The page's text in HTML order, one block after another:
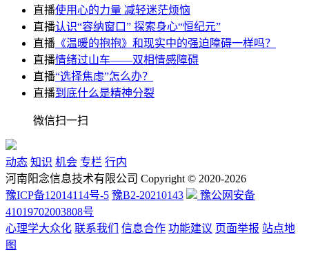
直播使用心的力量 减轻迷茫烦恼
直播认识“容纳窗口” 探索身心“恒纪元”
直播 《温暖的抱抱》和现实中的强迫障碍一样吗？
直播情绪过山车——双相情感障碍
直播“选择焦虑”怎么办？
直播到底什么是精神分裂
微信扫一扫
动态 知识 机会 专栏 行内
河南阳念信息技术有限公司 Copyright © 2020-2026
豫ICP备12014114号-5 豫B2-20210143
豫公网安备
41019702003808号
心理学大众化 联系我们 信息合作 功能建议 页面举报 站点地
图